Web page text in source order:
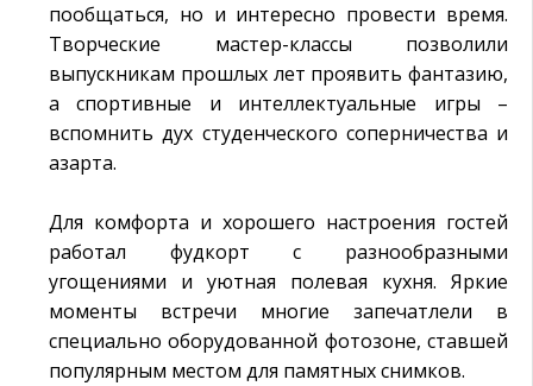
пообщаться, но и интересно провести время.
Творческие мастер-классы позволили
выпускникам прошлых лет проявить фантазию,
а спортивные и интеллектуальные игры –
вспомнить дух студенческого соперничества и
азарта.
Для комфорта и хорошего настроения гостей
работал фудкорт с разнообразными
угощениями и уютная полевая кухня. Яркие
моменты встречи многие запечатлели в
специально оборудованной фотозоне, ставшей
популярным местом для памятных снимков.